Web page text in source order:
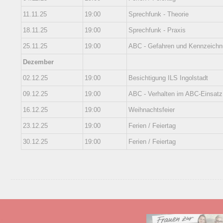
11.11.25 19:00 Sprechfunk - Theorie
18.11.25 19:00 Sprechfunk - Praxis
25.11.25 19:00 ABC - Gefahren und
Dezember
02.12.25 19:00 Besichtigung ILS Ingolstadt
09.12.25 19:00 ABC - Verhalten im ABC-Einsatz
16.12.25 19:00 Weihnachtsfeier
23.12.25 19:00 Ferien / Feiertag
30.12.25 19:00 Ferien / Feiertag